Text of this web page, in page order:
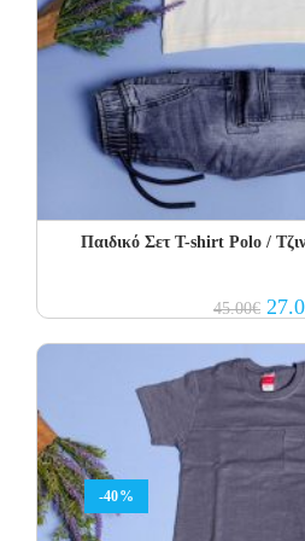
Παιδικό Σετ Τ-shirt Polo /
45.00€
price
-40%